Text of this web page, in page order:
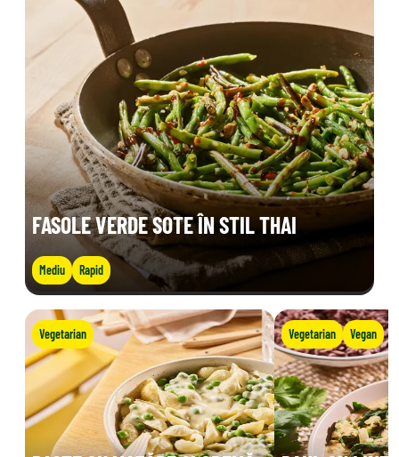
FASOLE VERDE SOTE ÎN STIL THAI
Mediu Rapid
Vegetarian Vegetarian Vegan